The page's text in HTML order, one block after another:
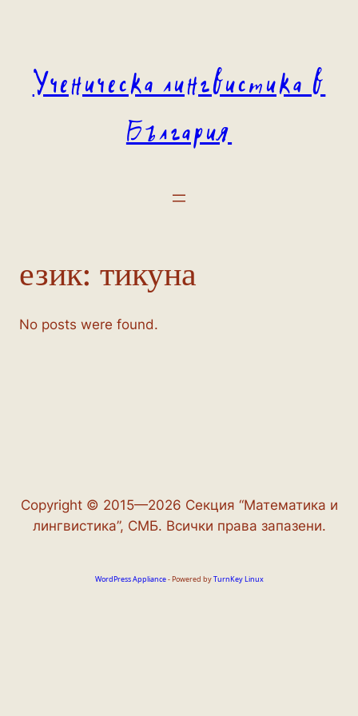
Ученическа лингвистика в
България
език: тикуна
No posts were found.
Copyright © 2015—2026 Секция “Математика и
лингвистика”, СМБ. Всички права запазени.
WordPress Appliance- Powered byTurnKey Linux